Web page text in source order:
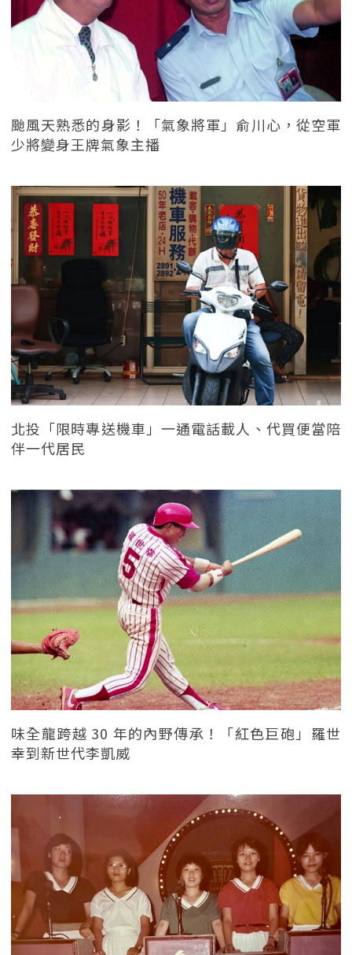
颱風天熟悉的身影！「氣象將軍」俞川心，從空軍
少將變身王牌氣象主播
北投「限時專送機車」一通電話載人、代買便當陪
伴一代居民
味全龍跨越 30 年的內野傳承！「紅色巨砲」羅世
幸到新世代李凱威